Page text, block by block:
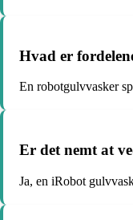
Hvad er
En robotgulvvasker
Er det nemt at
Ja, en iRobot